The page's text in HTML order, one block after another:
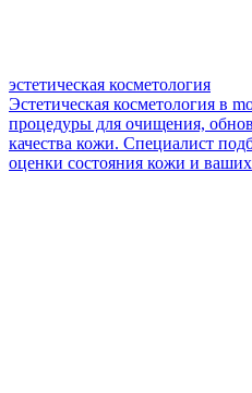
эстетическая косметология
Эстетическая косметология в
процедуры для очищения,
качества кожи. Специалист
оценки состояния кожи и